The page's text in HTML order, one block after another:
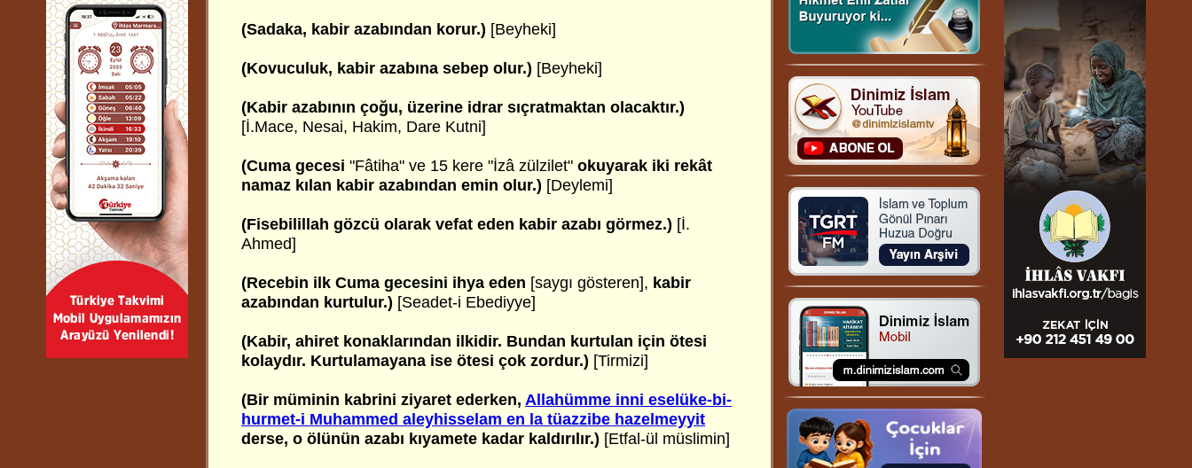
(Sadaka, kabir azabından korur.) [Beyheki]
(Kovuculuk, kabir azabına sebep olur.) [Beyheki]
(Kabir azabının çoğu, üzerine idrar sıçratmaktan olacaktır.)
[İ.Mace, Nesai, Hakim, Dare Kutni]
(Cuma gecesi "Fâtiha" ve 15 kere "İzâ zülzilet" okuyarak iki rekât
namaz kılan kabir azabından emin olur.) [Deylemi]
(Fisebilillah gözcü olarak vefat eden kabir azabı görmez.) [İ.
Ahmed]
(Recebin ilk Cuma gecesini ihya eden [saygı gösteren], kabir
azabından kurtulur.) [Seadet-i Ebediyye]
(Kabir, ahiret konaklarından ilkidir. Bundan kurtulan için ötesi
kolaydır. Kurtulamayana ise ötesi çok zordur.) [Tirmizi]
(Bir müminin kabrini ziyaret ederken, Allahümme inni eselüke-bi-
hurmet-i Muhammed aleyhisselam en la tüazzibe hazelmeyyit
derse, o ölünün azabı kıyamete kadar kaldırılır.) [Etfal-ül müslimin]